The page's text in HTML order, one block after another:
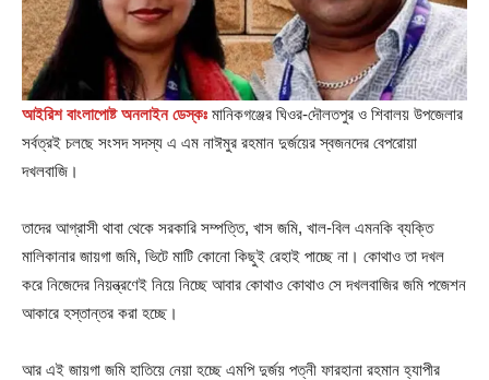
আইরিশ বাংলাপোষ্ট অনলাইন ডেস্কঃ মানিকগঞ্জের ঘিওর-দৌলতপুর ও শিবালয় উপজেলার
সর্বত্রই চলছে সংসদ সদস্য এ এম নাঈমুর রহমান দুর্জয়ের স্বজনদের বেপরোয়া
দখলবাজি।
তাদের আগ্রাসী থাবা থেকে সরকারি সম্পত্তি, খাস জমি, খাল-বিল এমনকি ব্যক্তি
মালিকানার জায়গা জমি, ভিটে মাটি কোনো কিছুই রেহাই পাচ্ছে না। কোথাও তা দখল
করে নিজেদের নিয়ন্ত্রণেই নিয়ে নিচ্ছে আবার কোথাও কোথাও সে দখলবাজির জমি পজেশন
আকারে হস্তান্তর করা হচ্ছে।
আর এই জায়গা জমি হাতিয়ে নেয়া হচ্ছে এমপি দুর্জয় পত্নী ফারহানা রহমান হ্যাপীর